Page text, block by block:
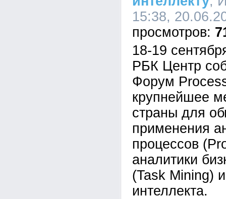
15:38,
18-19
РБК Центр
Форум
крупнейшее
страны для
применения
процессов
аналитики
(Task Mining)
интеллекта.